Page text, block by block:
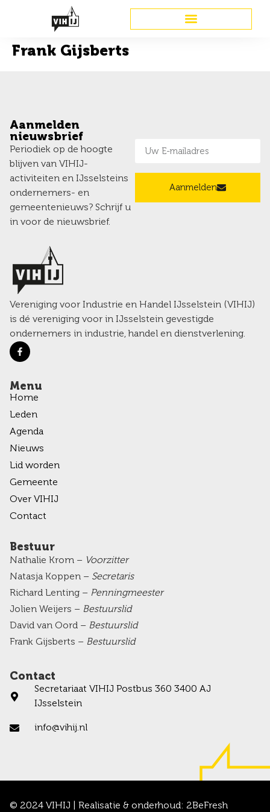
Frank Gijsberts
Aanmelden
nieuwsbrief
Periodiek op de hoogte
blijven van VIHIJ-
activiteiten en IJsselsteins
ondernemers- en
gemeentenieuws? Schrijf u
in voor de nieuwsbrief.
Aanmelden
Vereniging voor Industrie en Handel IJsselstein (VIHIJ)
is dé vereniging voor in IJsselstein gevestigde
ondernemers in industrie, handel en dienstverlening.
Menu
Home
Leden
Agenda
Nieuws
Lid worden
Gemeente
Over VIHIJ
Contact
Bestuur
Nathalie Krom – Voorzitter
Natasja Koppen – Secretaris
Richard Lenting – Penningmeester
Jolien Weijers – Bestuurslid
David van Oord – Bestuurslid
Frank Gijsberts – Bestuurslid
Contact
Secretariaat VIHIJ Postbus 360 3400 AJ
IJsselstein
info@vihij.nl
© 2024 VIHIJ | Realisatie & onderhoud: 2BeFresh